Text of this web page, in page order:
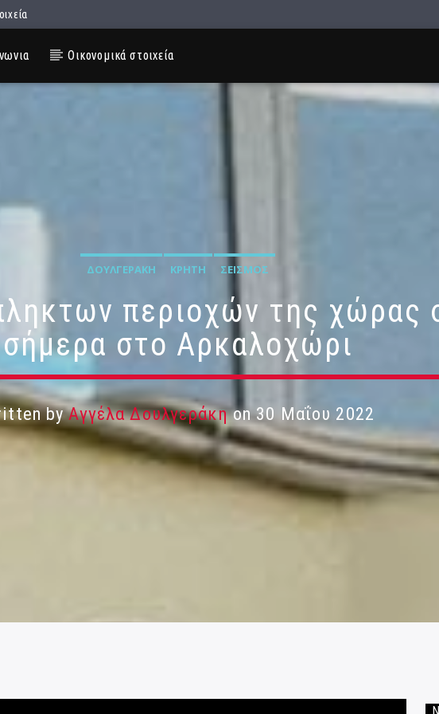
Οικονομικά στοιχεία
ΔΟΥΛΓΕΡΆΚΗ ΚΡΉΤΗ ΣΕΙΣΜΌΣ
περιοχών της χώρας
σήμερα στο Αρκαλοχώρι
byΑγγέλα Δουλγεράκηon 30 Μαΐου 2022